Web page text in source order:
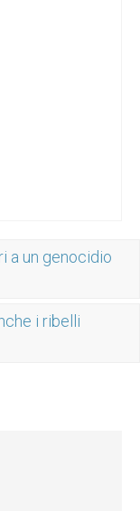
a un genocidio
i ribelli